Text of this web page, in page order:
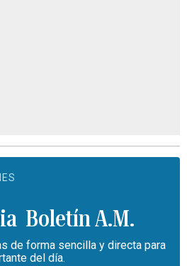
Boletín A.M.
de forma sencilla y directa para
del día.